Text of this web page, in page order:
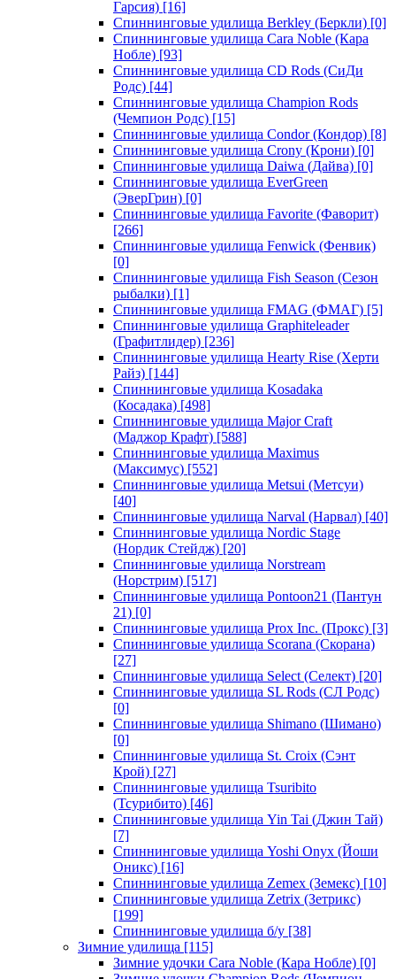
Гарсия) [16]
Спиннинговые удилища Berkley (Беркли) [0]
Спиннинговые удилища Cara Noble (Кара
Нобле) [93]
Спиннинговые удилища CD Rods (СиДи
Родс) [44]
Спиннинговые удилища Champion Rods
(Чемпион Родс) [15]
Спиннинговые удилища Condor (Кондор) [8]
Спиннинговые удилища Crony (Крони) [0]
Спиннинговые удилища Daiwa (Дайва) [0]
Спиннинговые удилища EverGreen
(ЭверГрин) [0]
Спиннинговые удилища Favorite (Фаворит)
[266]
Спиннинговые удилища Fenwick (Фенвик)
[0]
Спиннинговые удилища Fish Season (Сезон
рыбалки) [1]
Спиннинговые удилища FMAG (ФМАГ) [5]
Спиннинговые удилища Graphiteleader
(Графитлидер) [236]
Спиннинговые удилища Hearty Rise (Херти
Райз) [144]
Спиннинговые удилища Kosadaka
(Косадака) [498]
Спиннинговые удилища Major Craft
(Маджор Крафт) [588]
Спиннинговые удилища Maximus
(Максимус) [552]
Спиннинговые удилища Metsui (Метсуи)
[40]
Спиннинговые удилища Narval (Нарвал) [40]
Спиннинговые удилища Nordic Stage
(Нордик Стейдж) [20]
Спиннинговые удилища Norstream
(Норстрим) [517]
Спиннинговые удилища Pontoon21 (Пантун
21) [0]
Спиннинговые удилища Prox Inc. (Прокс) [3]
Спиннинговые удилища Scorana (Скорана)
[27]
Спиннинговые удилища Select (Селект) [20]
Спиннинговые удилища SL Rods (СЛ Родс)
[0]
Спиннинговые удилища Shimano (Шимано)
[0]
Спиннинговые удилища St. Croix (Сэнт
Крой) [27]
Спиннинговые удилища Tsuribito
(Тсурибито) [46]
Спиннинговые удилища Yin Tai (Джин Тай)
[7]
Спиннинговые удилища Yoshi Onyx (Йоши
Оникс) [16]
Спиннинговые удилища Zemex (Земекс) [10]
Спиннинговые удилища Zetrix (Зетрикс)
[199]
Спиннинговые удилища б/у [38]
Зимние удилища [115]
Зимние удочки Cara Noble (Кара Нобле) [0]